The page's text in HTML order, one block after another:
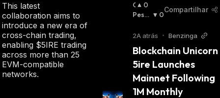
This latest
collaboration aims to
introduce a new era of
cross-chain trading,
enabling $5IRE trading
across more than 25
EVM-compatible
networks.
O
T
M
S
T
A
:
0
Pessi
:
0
Compartilhar
2A atrás • Benzinga
Blockchain Unicorn
5ire Launches
Mainnet Following
1M Monthly